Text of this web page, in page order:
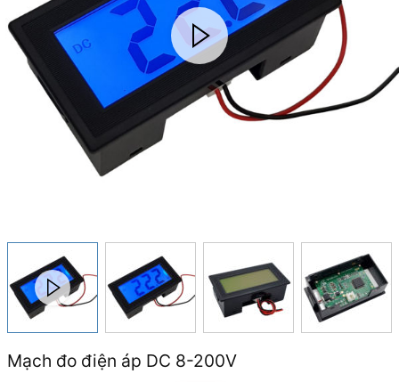
Mạch đo điện áp DC 8-200V